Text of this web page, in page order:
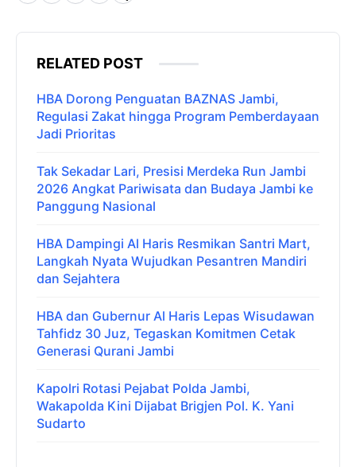
RELATED POST
HBA Dorong Penguatan BAZNAS Jambi,
Regulasi Zakat hingga Program Pemberdayaan
Jadi Prioritas
Tak Sekadar Lari, Presisi Merdeka Run Jambi
2026 Angkat Pariwisata dan Budaya Jambi ke
Panggung Nasional
HBA Dampingi Al Haris Resmikan Santri Mart,
Langkah Nyata Wujudkan Pesantren Mandiri
dan Sejahtera
HBA dan Gubernur Al Haris Lepas Wisudawan
Tahfidz 30 Juz, Tegaskan Komitmen Cetak
Generasi Qurani Jambi
Kapolri Rotasi Pejabat Polda Jambi,
Wakapolda Kini Dijabat Brigjen Pol. K. Yani
Sudarto